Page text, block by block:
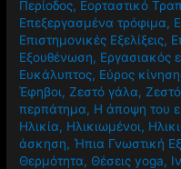
Περίοδος, Εορταστικό
Επεξεργασμένα τρόφιμα,
Επιστημονικές Εξελίξεις,
Εξουθένωση, Εργασιακός
Ευκάλυπτος, Εύρος
Έφηβοι,Ζεστό γάλα,
περπάτημα, Η άποψη του
Ηλικία, Ηλικιωμένοι,
άσκηση, Ήπια Γνωστική
Θερμότητα, Θέσεις yoga,